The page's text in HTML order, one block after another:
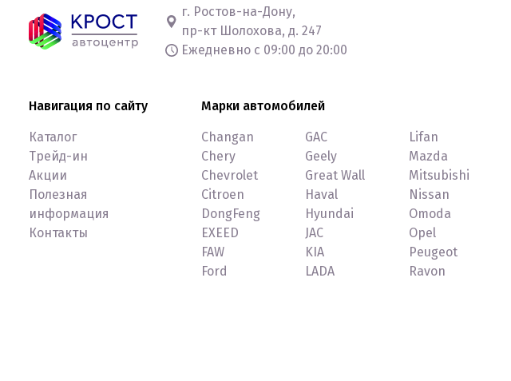
г. Ростов-на-Дону,
пр-кт Шолохова, д. 247
Ежедневно с 09:00 до 20:00
Навигация по сайту
Каталог
Трейд-ин
Акции
Полезная
информация
Контакты
Марки автомобилей
Changan
Chery
Chevrolet
Citroen
DongFeng
EXEED
FAW
Ford
GAC
Geely
Great Wall
Haval
Hyundai
JAC
KIA
LADA
Lifan
Mazda
Mitsubishi
Nissan
Omoda
Opel
Peugeot
Ravon